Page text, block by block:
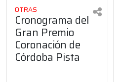
OTRAS
Cronograma del
Gran Premio
Coronación de
Córdoba Pista